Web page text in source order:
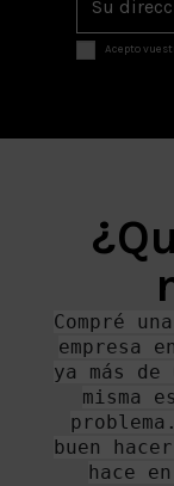
Acepto
Compré
empresa
ya más
misma
buen
hace